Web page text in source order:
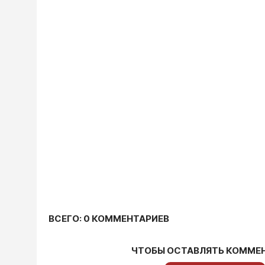
ВСЕГО: 0 КОММЕНТАРИЕВ
ЧТОБЫ ОСТАВЛЯТЬ